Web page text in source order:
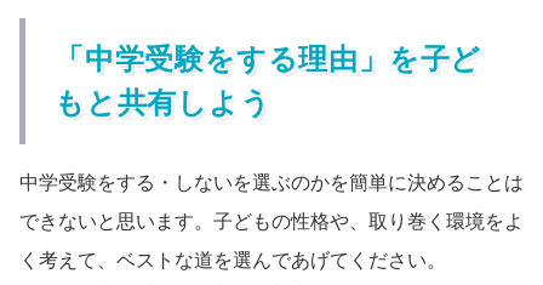
「中学受験をする理由」を子ど
もと共有しよう
中学受験をする・しないを選ぶのかを簡単に決めることは
できないと思います。子どもの性格や、取り巻く環境をよ
く考えて、ベストな道を選んであげてください。